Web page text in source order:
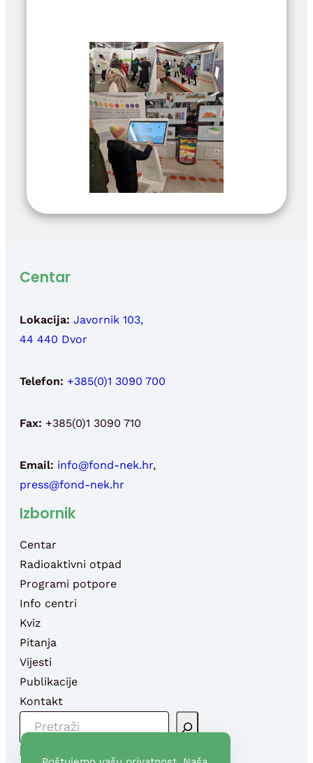
Centar
Lokacija: Javornik 103,
44 440 Dvor
Telefon: +385(0)1 3090 700
Fax: +385(0)1 3090 710
Email: info@fond-nek.hr,
press@fond-nek.hr
Izbornik
Centar
Radioaktivni otpad
Programi potpore
Info centri
Kviz
Pitanja
Vijesti
Publikacije
Kontakt
R
Društvene mreže